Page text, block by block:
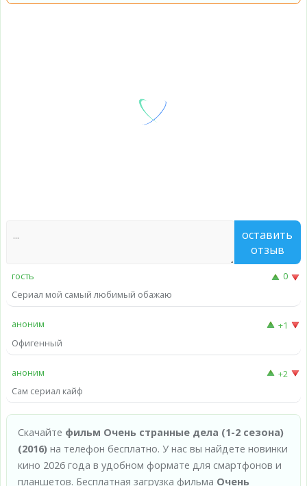
оставить
отзыв
гость
0
Сериал мой самый любимый обажаю
аноним
+1
Офигенный
аноним
+2
Сам сериал кайф
Скачайте фильм Очень странные дела (1-2 сезона)
(2016) на телефон бесплатно. У нас вы найдете новинки
кино 2026 года в удобном формате для смартфонов и
планшетов. Бесплатная загрузка фильма Очень